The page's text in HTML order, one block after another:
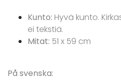
Kunto: Hyvä kunto.
ei tekstiä.
Mitat: 51 x 59 cm
På svenska: